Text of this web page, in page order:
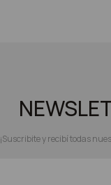
¡Suscribite y recibí todas